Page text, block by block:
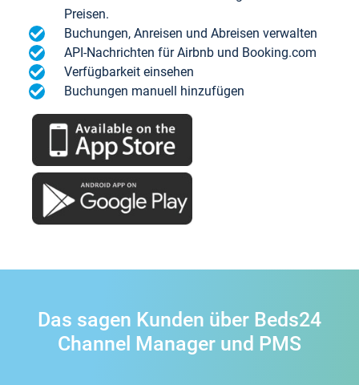
Preisen.
Buchungen, Anreisen und Abreisen verwalten
API-Nachrichten für Airbnb und Booking.com
Verfügbarkeit einsehen
Buchungen manuell hinzufügen
Das sagen Kunden über Beds24
Channel Manager und PMS